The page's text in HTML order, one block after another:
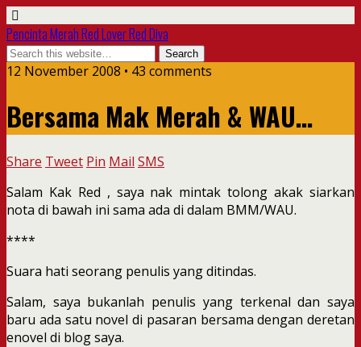
Pencinta Merah Red Lover Red Diva
12 November 2008 • 43 comments
Bersama Mak Merah & WAU…
Share Tweet Pin Mail SMS
Salam Kak Red , saya nak mintak tolong akak siarkan
nota di bawah ini sama ada di dalam BMM/WAU.
****
Suara hati seorang penulis yang ditindas.
Salam, saya bukanlah penulis yang terkenal dan saya
baru ada satu novel di pasaran bersama dengan deretan
enovel di blog saya.